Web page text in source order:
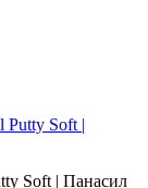
Putty Soft |